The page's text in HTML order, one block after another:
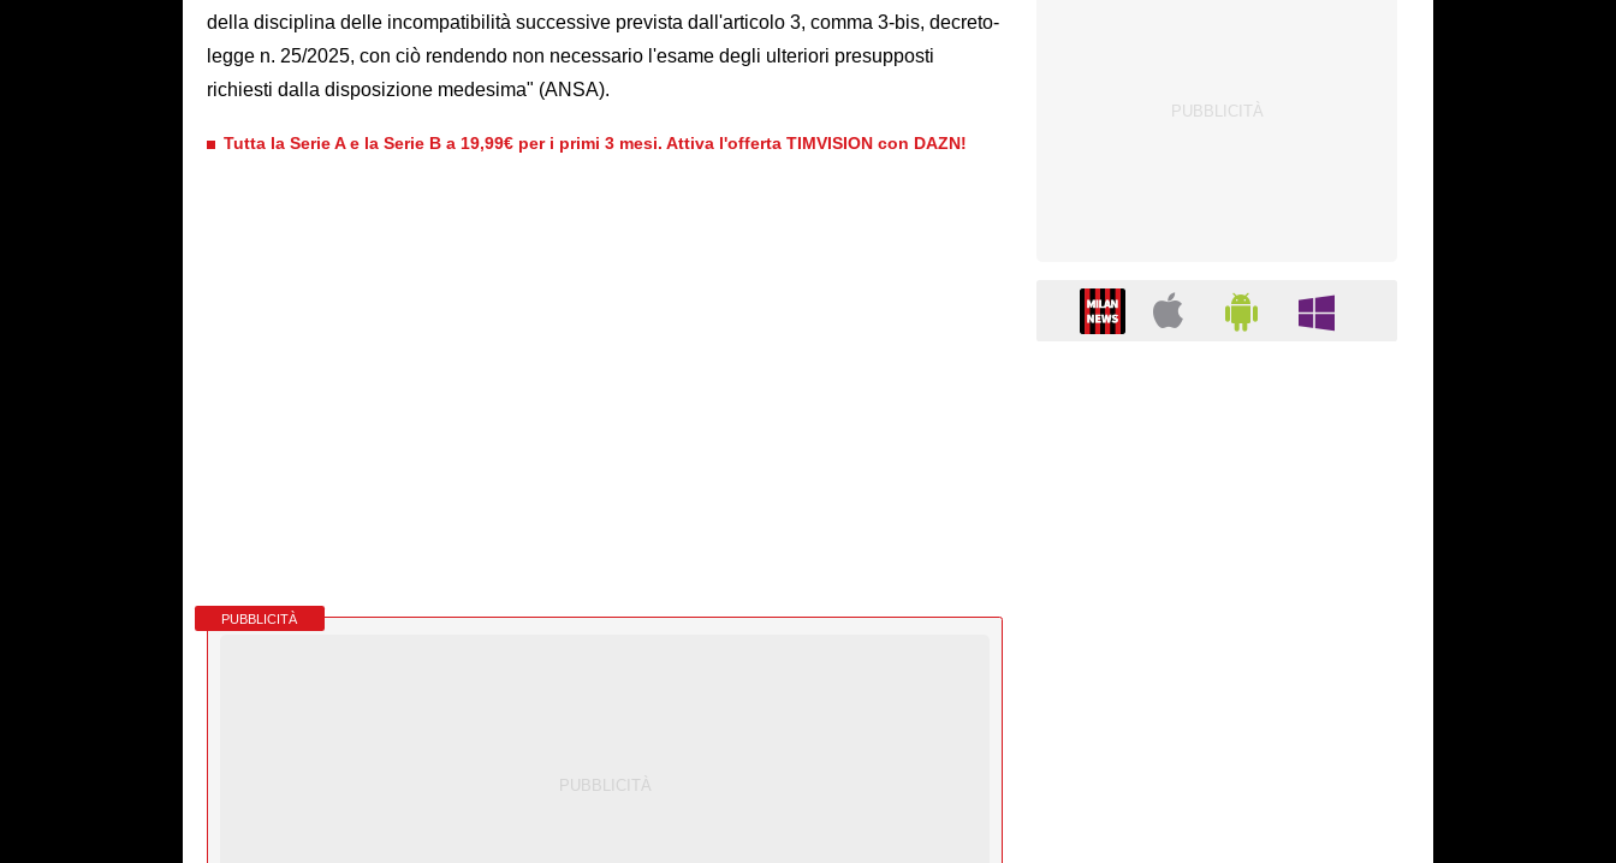
della disciplina delle incompatibilità successive prevista dall'articolo 3, comma 3-bis, decreto-
legge n. 25/2025, con ciò rendendo non necessario l'esame degli ulteriori presupposti
richiesti dalla disposizione medesima" (ANSA).
Tutta la Serie A e la Serie B a 19,99€ per i primi 3 mesi. Attiva l'offerta TIMVISION con DAZN!
PUBBLICITÀ